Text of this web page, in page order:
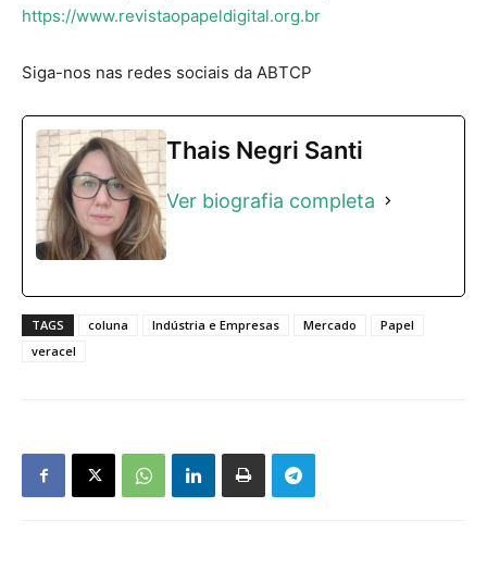
https://www.revistaopapeldigital.org.br
Siga-nos nas redes sociais da ABTCP
Thais Negri Santi
Ver biografia completa
TAGS coluna Indústria e Empresas Mercado
Papel
veracel